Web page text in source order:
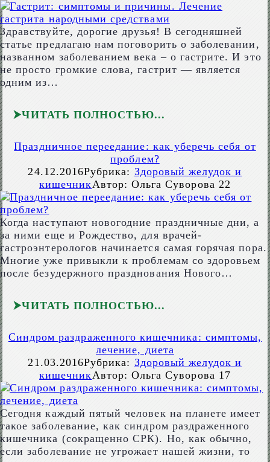
Здравствуйте, дорогие друзья! В сегодняшней
статье предлагаю нам поговорить о заболевании,
названном заболеванием века – о гастрите. И это
не просто громкие слова, гастрит — является
одним из…
ЧИТАТЬ ПОЛНОСТЬЮ
Праздничное переедание: как уберечь себя от
проблем?
24.12.2016Рубрика: Здоровый желудок и
кишечникАвтор: Ольга Суворова 22
Когда наступают новогодние праздничные дни, а
за ними еще и Рождество, для врачей-
гастроэнтерологов начинается самая горячая пора.
Многие уже привыкли к проблемам со здоровьем
после безудержного празднования Нового…
ЧИТАТЬ ПОЛНОСТЬЮ
Синдром раздраженного кишечника: симптомы,
лечение, диета
21.03.2016Рубрика: Здоровый желудок и
кишечникАвтор: Ольга Суворова 17
Сегодня каждый пятый человек на планете имеет
такое заболевание, как синдром раздраженного
кишечника (сокращенно СРК). Но, как обычно,
если заболевание не угрожает нашей жизни, то